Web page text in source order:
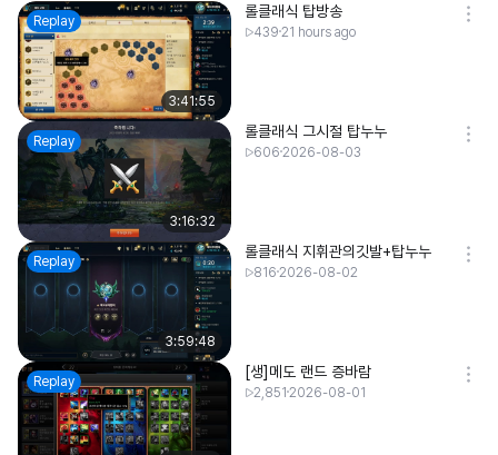
Replay
3:41:55
롤클래식 탑방송
439 21 hours ago
Replay
3:16:32
롤클래식 그시절 탑누누
606 2026-08-03
Replay
3:59:48
롤클래식 지휘관의깃발+탑누누
816 2026-08-02
Replay
[생]메도 랜드 증바람
2,851 2026-08-01